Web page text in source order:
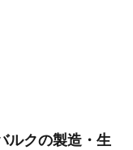
ルクの製造・生